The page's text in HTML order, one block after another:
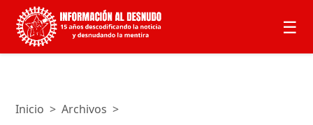
☰
Inicio >Archivos >